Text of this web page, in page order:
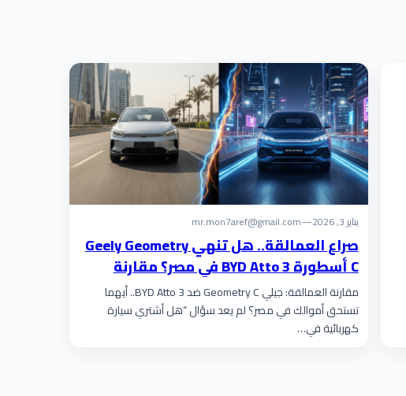
يناير 3, 2026 —
mr.mon7aref@gmail.com
صراع العمالقة.. هل تنهي Geely Geometry
C أسطورة BYD Atto 3 في مصر؟ مقارنة
بالأرقام تكشف المستور!
مقارنة العمالقة: جيلي Geometry C ضد BYD Atto 3.. أيهما
تستحق أموالك في مصر؟ لم يعد سؤال “هل أشتري سيارة
كهربائية في…